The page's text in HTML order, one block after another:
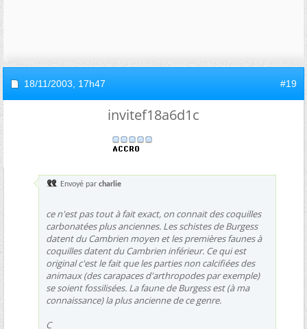
18/11/2003, 17h47 #19
invitef18a6d1c
Envoyé par charlie
ce n'est pas tout à fait exact, on connait des coquilles
carbonatées plus anciennes. Les schistes de Burgess
datent du Cambrien moyen et les premières faunes à
coquilles datent du Cambrien inférieur. Ce qui est
original c'est le fait que les parties non calcifiées des
animaux (des carapaces d'arthropodes par exemple)
se soient fossilisées. La faune de Burgess est (à ma
connaissance) la plus ancienne de ce genre.
C